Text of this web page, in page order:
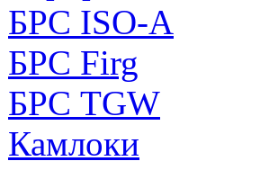
БРС ISO-A
БРС Firg
БРС TGW
Камлоки